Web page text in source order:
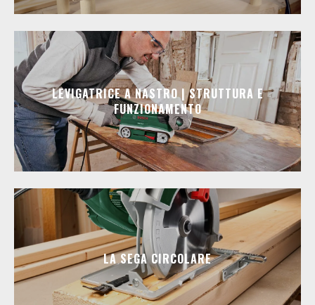
LEVIGATRICE A NASTRO | STRUTTURA E
FUNZIONAMENTO
LA SEGA CIRCOLARE